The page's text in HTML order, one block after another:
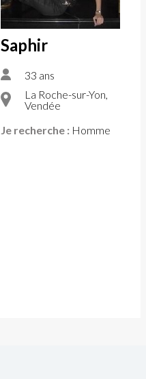
Saphir
33 ans
La Roche-sur-Yon,
Vendée
Je recherche : Homme